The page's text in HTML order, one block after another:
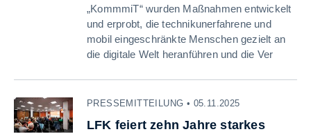
„KommmiT“ wurden Maßnahmen entwickelt
und erprobt, die technikunerfahrene und
mobil eingeschränkte Menschen gezielt an
die digitale Welt heranführen und die Ver
PRESSEMITTEILUNG • 05.11.2025
LFK feiert zehn Jahre starkes